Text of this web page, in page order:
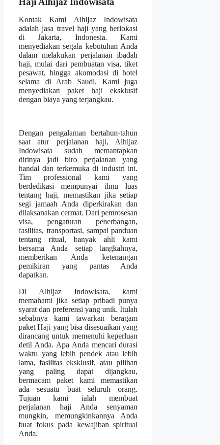
Kontak Kami Alhijaz Indowisata
adalah jasa travel haji yang berlokasi
di Jakarta, Indonesia. Kami
menyediakan segala kebutuhan Anda
dalam melakukan perjalanan ibadah
haji, mulai dari pembuatan visa, tiket
pesawat, hingga akomodasi di hotel
selama di Arab Saudi. Kami juga
menyediakan paket haji eksklusif
dengan biaya yang terjangkau.
Dengan pengalaman bertahun-tahun
saat atur perjalanan haji, Alhijaz
Indowisata sudah memantapkan
dirinya jadi biro perjalanan yang
handal dan terkemuka di industri ini.
Tim professional kami yang
berdedikasi mempunyai ilmu luas
tentang haji, memastikan jika setiap
segi jamaah Anda diperkirakan dan
dilaksanakan cermat. Dari pemrosesan
visa, pengaturan penerbangan,
fasilitas, transportasi, sampai panduan
tentang ritual, banyak ahli kami
bersama Anda setiap langkahnya,
memberikan Anda ketenangan
pemikiran yang pantas Anda
dapatkan.
Di Alhijaz Indowisata, kami
memahami jika setiap pribadi punya
syarat dan preferensi yang unik. Itulah
sebabnya kami tawarkan beragam
paket Haji yang bisa disesuaikan yang
dirancang untuk memenuhi keperluan
detil Anda. Apa Anda mencari durasi
waktu yang lebih pendek atau lebih
lama, fasilitas eksklusif, atau pilihan
yang paling dapat dijangkau,
bermacam paket kami memastikan
ada sesuatu buat seluruh orang.
Tujuan kami ialah membuat
perjalanan haji Anda senyaman
mungkin, memungkinkannya Anda
buat fokus pada kewajiban spiritual
Anda.